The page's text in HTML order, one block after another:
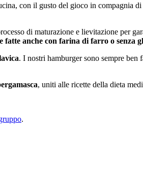
con il gusto del gioco in compagnia
di maturazione e lievitazione per
fatte anche con farina di farro o senza
. I nostri hamburger sono sempre
, uniti alle ricette della dieta
.